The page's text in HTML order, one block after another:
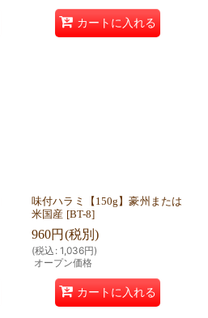
カートに入れる
味付ハラミ【150g】豪州または
米国産 [BT-8]
960円 (税別)
(税込 : 1,036円)
オープン価格
カートに入れる